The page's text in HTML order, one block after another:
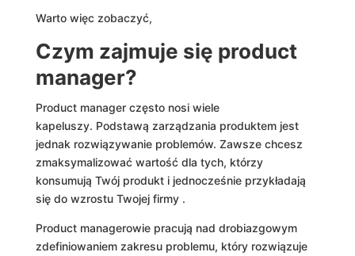
Warto więc zobaczyć,
Czym zajmuje się product
manager?
Product manager często nosi wiele
kapeluszy. Podstawą zarządzania produktem jest
jednak rozwiązywanie problemów. Zawsze chcesz
zmaksymalizować wartość dla tych, którzy
konsumują Twój produkt i jednocześnie przykładają
się do wzrostu Twojej firmy .
Product managerowie pracują nad drobiazgowym
zdefiniowaniem zakresu problemu, który rozwiązuje